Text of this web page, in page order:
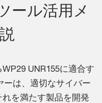
ール活用メ
UNR155に適合す
ーは、適切なサイバー
を満たす製品を開発